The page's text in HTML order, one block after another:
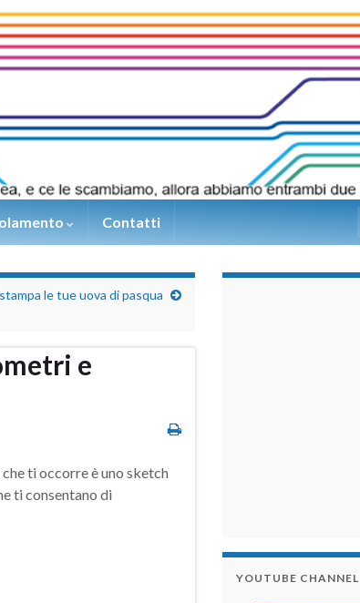
Contatti
le tue uova di pasqua
e
ti occorre è uno sketch
ti consentano di
YOUTUBE CHANNEL